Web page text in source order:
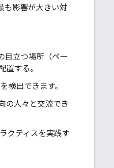
も影響が大きい対
目立つ場所（ペー
置する。
検出できます。
の人々と交流でき
クティスを実践す